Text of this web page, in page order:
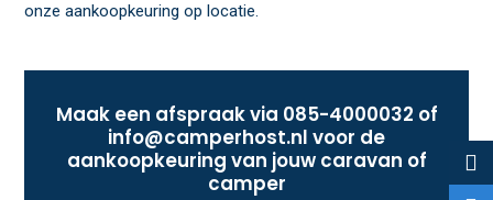
onze aankoopkeuring op locatie.
Maak een afspraak via 085-4000032 of
info@camperhost.nl voor de
aankoopkeuring van jouw caravan of
camper